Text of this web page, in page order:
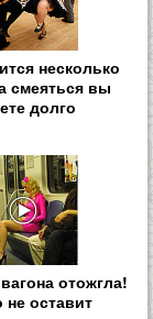
несколько
смеяться вы
долго
отожгла!
не оставит